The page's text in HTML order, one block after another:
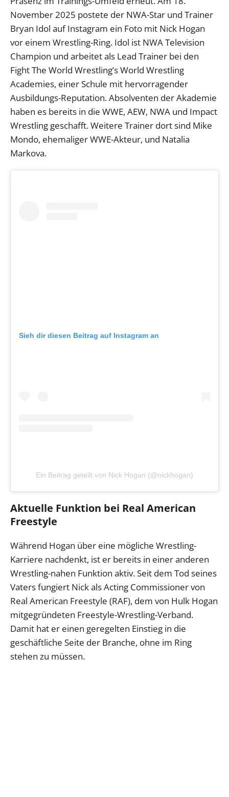
November 2025 postete der NWA-Star und Trainer
Bryan Idol auf Instagram ein Foto mit Nick Hogan
vor einem Wrestling-Ring. Idol ist NWA Television
Champion und arbeitet als Lead Trainer bei den
Fight The World Wrestling’s World Wrestling
Academies, einer Schule mit hervorragender
Ausbildungs-Reputation. Absolventen der Akademie
haben es bereits in die WWE, AEW, NWA und Impact
Wrestling geschafft. Weitere Trainer dort sind Mike
Mondo, ehemaliger WWE-Akteur, und Natalia
Markova.
Sieh dir diesen Beitrag auf Instagram an
Ein Beitrag geteilt von Nick Hogan (@nickhogan)
Aktuelle Funktion bei Real American
Freestyle
Während Hogan über eine mögliche Wrestling-
Karriere nachdenkt, ist er bereits in einer anderen
Wrestling-nahen Funktion aktiv. Seit dem Tod seines
Vaters fungiert Nick als Acting Commissioner von
Real American Freestyle (RAF), dem von Hulk Hogan
mitgegründeten Freestyle-Wrestling-Verband.
Damit hat er einen geregelten Einstieg in die
geschäftliche Seite der Branche, ohne im Ring
stehen zu müssen.